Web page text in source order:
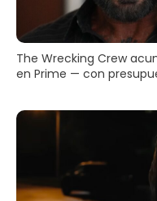
The Wrecking Crew
en Prime — con